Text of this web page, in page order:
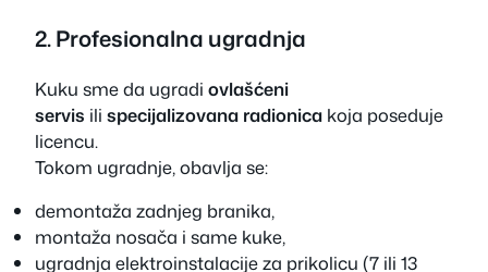
2. Profesionalna ugradnja
Kuku sme da ugradi ovlašćeni
servis ili specijalizovana radionica koja poseduje
licencu.
Tokom ugradnje, obavlja se:
demontaža zadnjeg branika,
montaža nosača i same kuke,
ugradnja elektroinstalacije za prikolicu (7 ili 13